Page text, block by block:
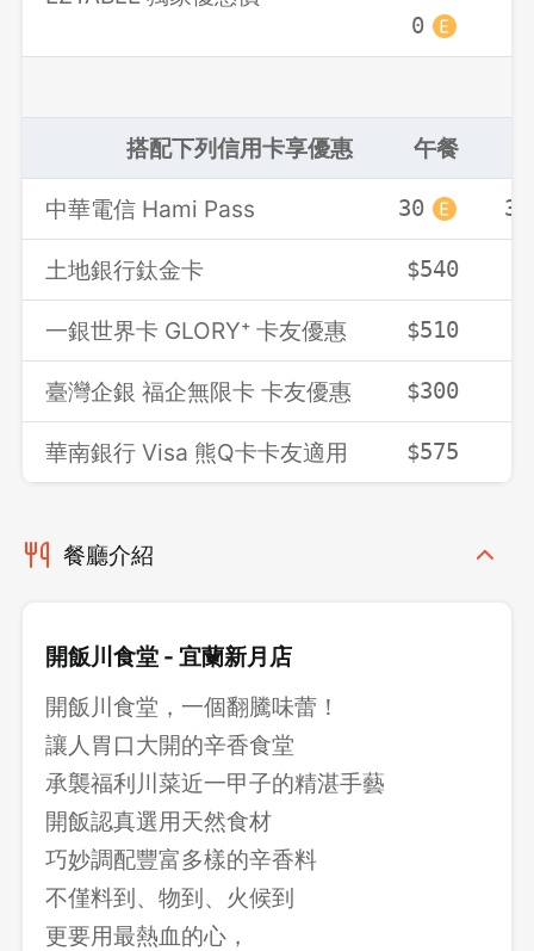
0
搭配下列信用卡享優惠 午餐
中華電信 Hami Pass 30 30
土地銀行鈦金卡 $540
一銀世界卡 GLORY⁺ 卡友優惠 $510
臺灣企銀 福企無限卡 卡友優惠 $300
華南銀行 Visa 熊Q卡卡友適用 $575
餐廳介紹
開飯川食堂 - 宜蘭新月店
開飯川食堂，一個翻騰味蕾！
讓人胃口大開的辛香食堂
承襲福利川菜近一甲子的精湛手藝
開飯認真選用天然食材
巧妙調配豐富多樣的辛香料
不僅料到、物到、火候到
更要用最熱血的心，